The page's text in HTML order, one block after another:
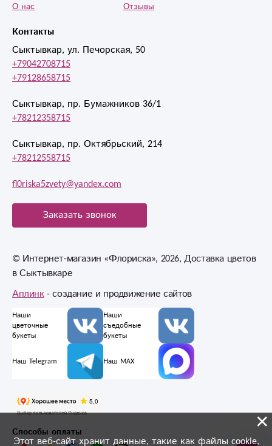
Этот веб-сайт хранит данные, такие как файлы cookie,
×
Контакты
Сыктывкар, ул. Печорская, 50
+79042708715
+79128658715
Сыктывкар, пр. Бумажников 36/1
+78212358715
Сыктывкар, пр. Октябрьский, 214
+78212558715
fl0riska5zvety@yandex.com
Заказать звонок
О нас
Отзывы
© Интернет-магазин «Флориска», 2026, Доставка цветов
в Сыктывкаре
Аплинк- создание и продвижение сайтов
Наши
цветочные
букеты
Наши
съедобные
букеты
Наш Telegram Наш MAX
Способы оплаты